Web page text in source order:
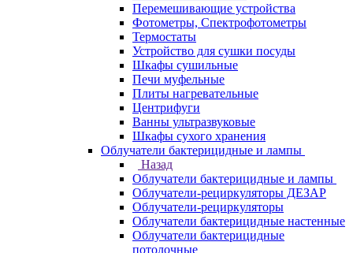
Перемешивающие устройства
Фотометры, Спектрофотометры
Термостаты
Устройство для сушки посуды
Шкафы сушильные
Печи муфельные
Плиты нагревательные
Центрифуги
Ванны ультразвуковые
Шкафы сухого хранения
Облучатели бактерицидные и лампы
Назад
Облучатели бактерицидные и лампы
Облучатели-рециркуляторы ДЕЗАР
Облучатели-рециркуляторы
Облучатели бактерицидные настенные
Облучатели бактерицидные
потолочные